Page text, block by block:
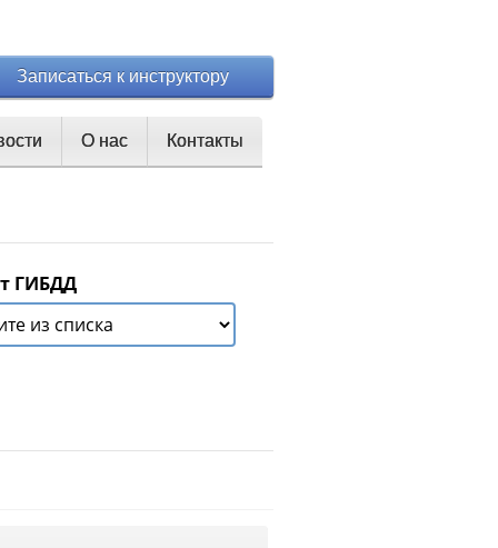
Записаться к инструктору
О нас Контакты
ГИБДД